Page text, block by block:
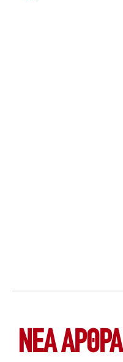
ΝΕΑ ΆΡΘΡΑ